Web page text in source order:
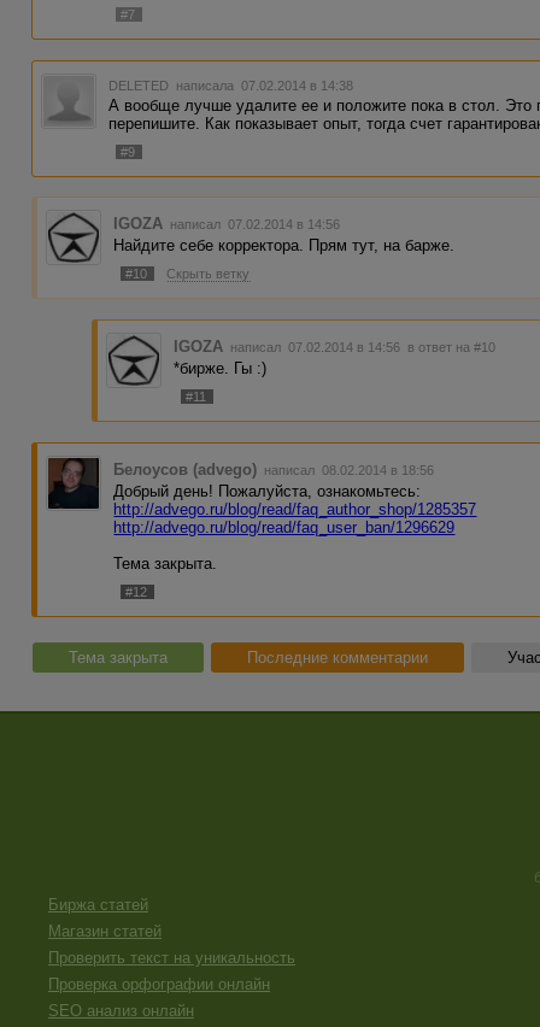
#7
DELETED написала 07.02.2014 в 14:38
А вообще лучше удалите ее и положите пока в стол. Это
перепишите. Как показывает опыт, тогда счет
#9
IGOZA написал 07.02.2014 в 14:56
Найдите себе корректора. Прям тут, на барже.
#10 Скрыть ветку
IGOZA написал 07.02.2014 в 14:56 в ответ на #10
*бирже. Гы :)
#11
Белоусов (advego) написал 08.02.2014 в 18:56
Добрый день! Пожалуйста, ознакомьтесь:
http://advego.ru/blog/read/faq_author_shop/1285357
http://advego.ru/blog/read/faq_user_ban/1296629
Тема закрыта.
#12
Тема закрыта Последние комментарии
Биржа статей
Магазин статей
Проверить текст на уникальность
Проверка орфографии онлайн
SEO анализ онлайн